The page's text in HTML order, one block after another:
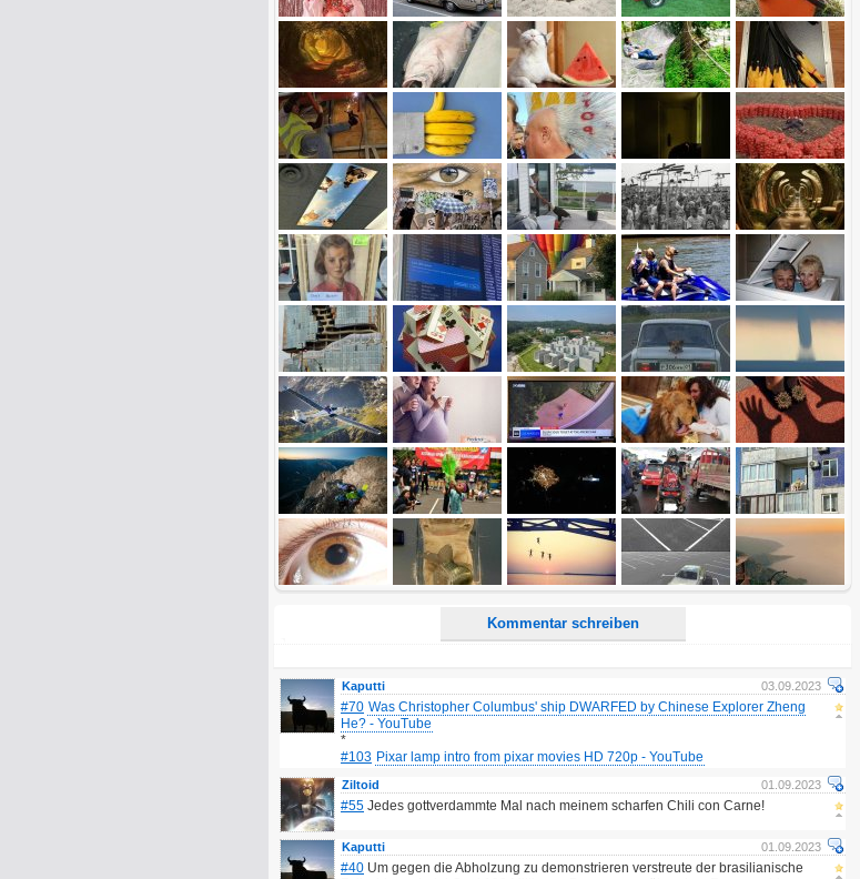
Kommentar schreiben
Name:
E-Mail-Adresse (optional):
Kommentar:
Alle HTML-Tags außer <br>, <strike> und <i> werden aus Deinem Kommentar entfernt.
URLs werden automatisch umgewandelt. Bitte verwende "www." oder "http://" in URLs
Ich möchte eine E-Mail, wenn zu meinem Kommentar Antworten erscheinen.
Ich möchte eine E-Mail, wenn auf dieser Seite weitere Kommentare erscheinen.
03.09.2023
Kaputti
#70 Was Christopher Columbus' ship DWARFED by Chinese Explorer Zheng
He? - YouTube
*
#103 Pixar lamp intro from pixar movies HD 720p - YouTube
01.09.2023
Ziltoid
#55 Jedes gottverdammte Mal nach meinem scharfen Chili con Carne!
01.09.2023
Kaputti
#40 Um gegen die Abholzung zu demonstrieren verstreute der brasilianische